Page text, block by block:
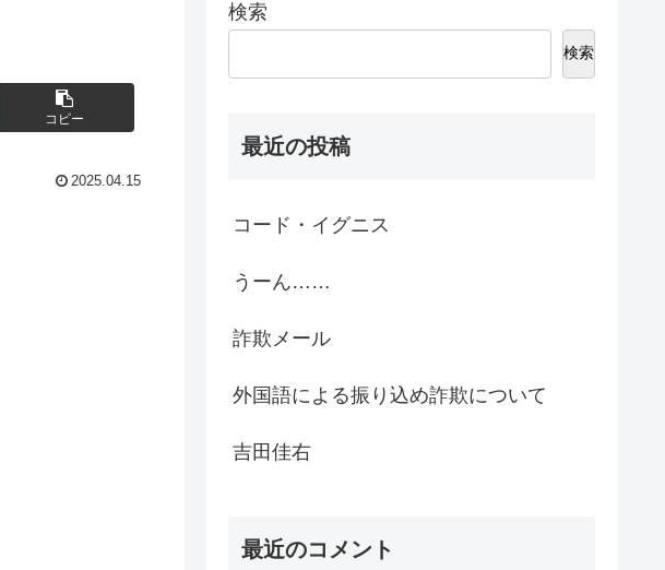
コピー
2025.04.15
検索
検索
最近の投稿
コード・イグニス
うーん……
詐欺メール
外国語による振り込め詐欺について
吉田佳右
最近のコメント